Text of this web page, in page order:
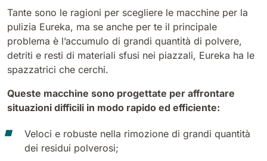
Tante sono le ragioni per scegliere le macchine per la
pulizia Eureka, ma se anche per te il principale
problema è l’accumulo di grandi quantità di polvere,
detriti e resti di materiali sfusi nei piazzali, Eureka ha le
spazzatrici che cerchi.
Queste macchine sono progettate per affrontare
situazioni difficili in modo rapido ed efficiente:
Veloci e robuste nella rimozione di grandi quantità
dei residui polverosi;